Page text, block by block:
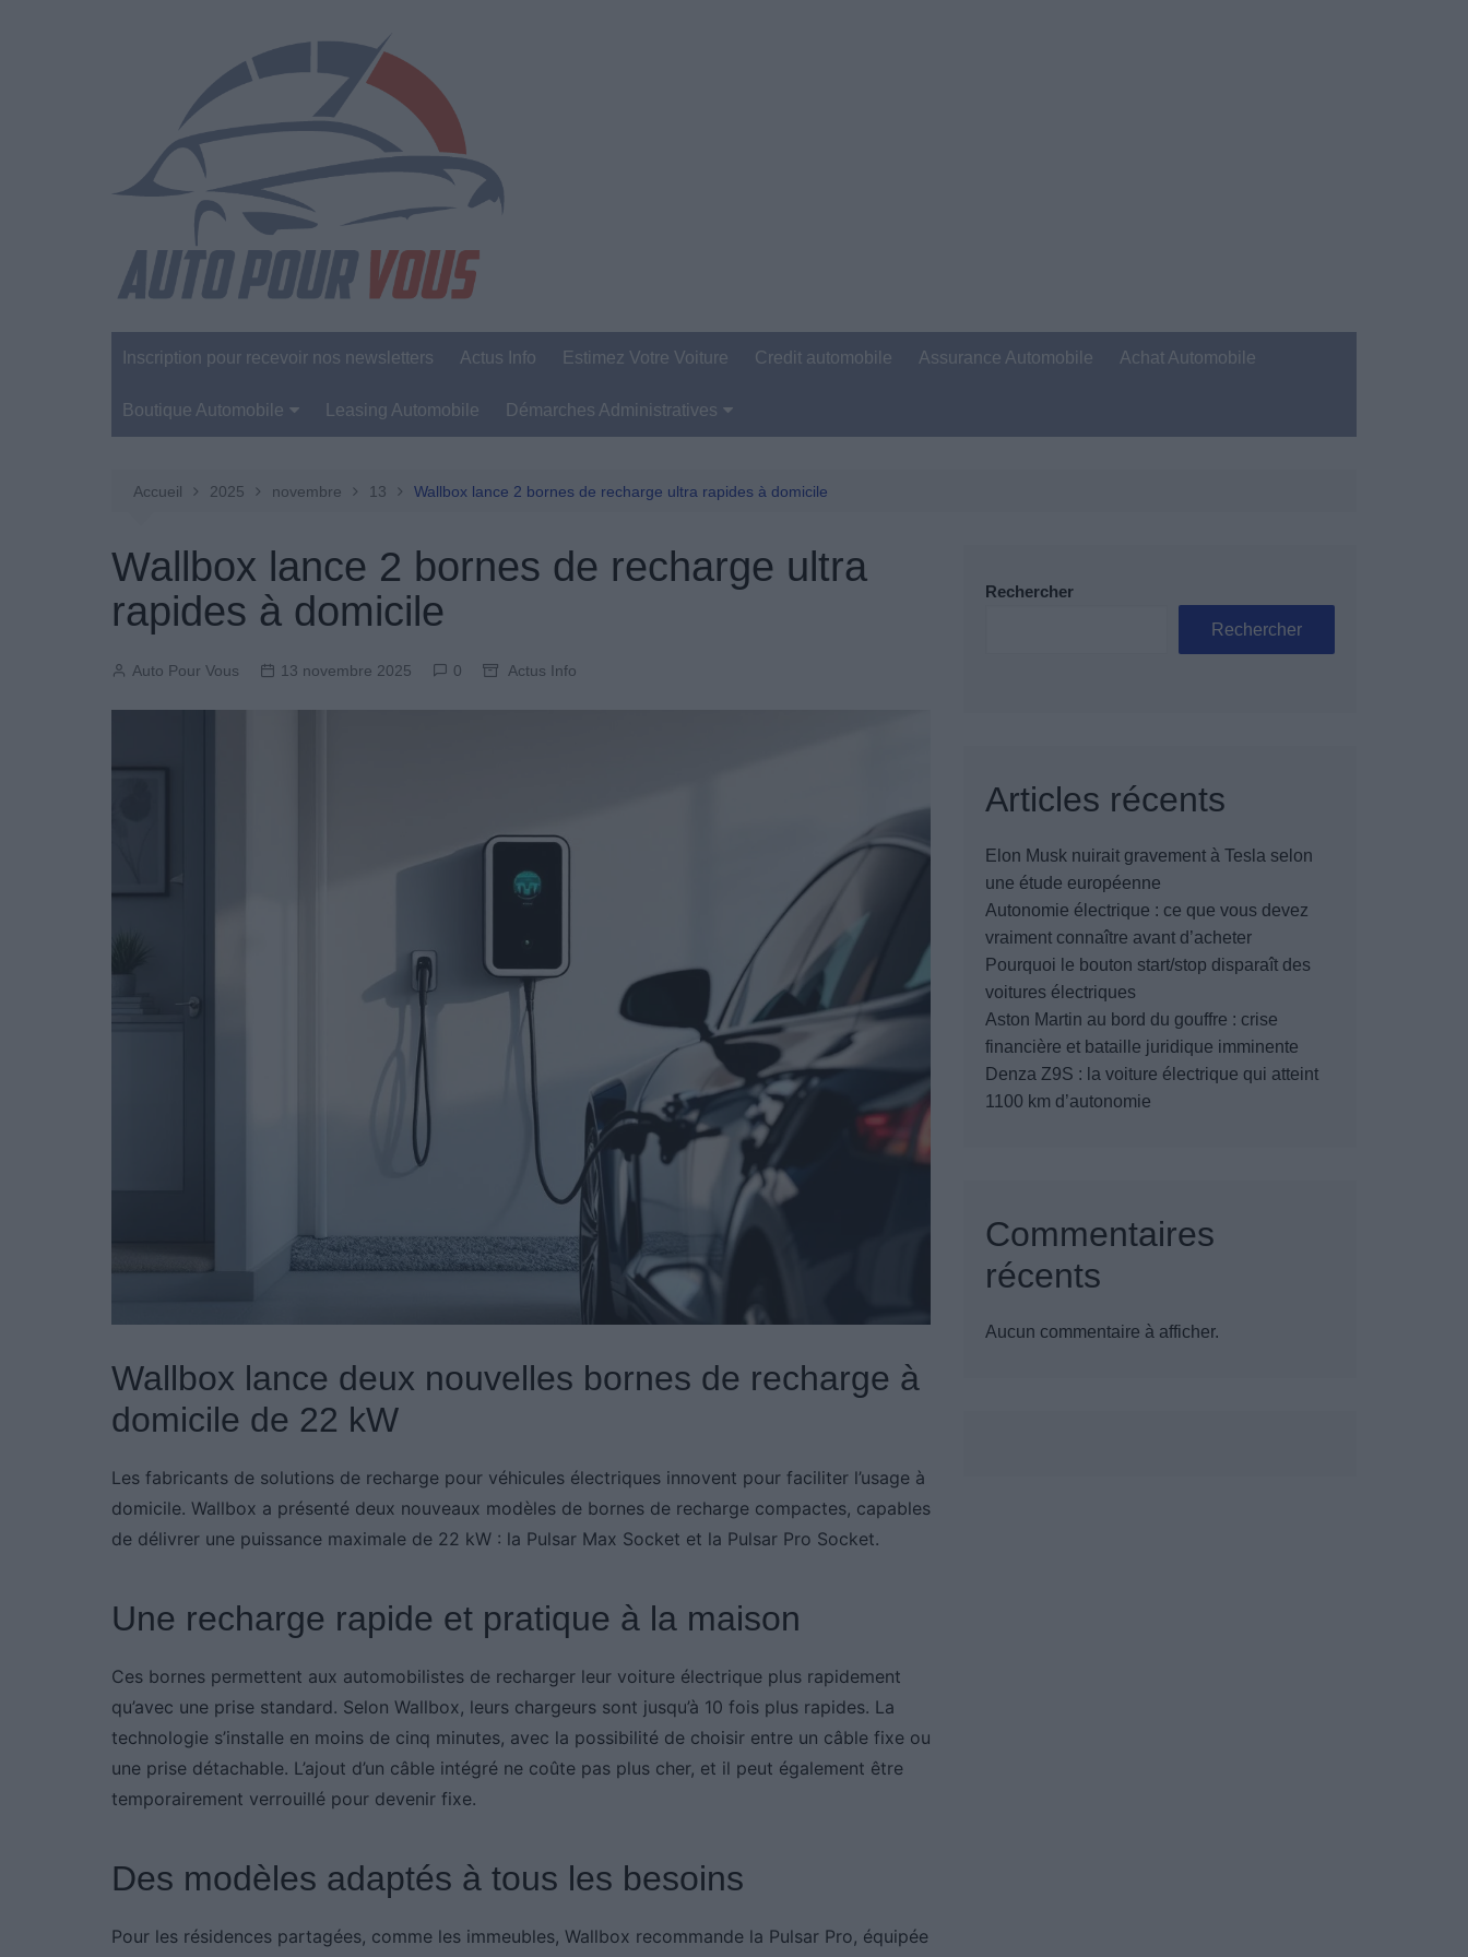
Inscription pour recevoir nos newsletters Actus Info Estimez Votre Voiture Credit automobile Assurance Automobile Achat Automobile
Boutique Automobile
Entretien Automobile
Produits Boutique
Leasing Automobile Démarches Administratives
Permis De Conduire
Accueil 2025 novembre 13 Wallbox lance 2 bornes de recharge ultra rapides à domicile
Wallbox lance 2 bornes de recharge ultra
rapides à domicile
Auto Pour Vous 13 novembre 2025 0 Actus Info
Wallbox lance deux nouvelles bornes de recharge à
domicile de 22 kW
Les fabricants de solutions de recharge pour véhicules électriques innovent pour faciliter l’usage à
domicile. Wallbox a présenté deux nouveaux modèles de bornes de recharge compactes, capables
de délivrer une puissance maximale de 22 kW : la Pulsar Max Socket et la Pulsar Pro Socket.
Une recharge rapide et pratique à la maison
Ces bornes permettent aux automobilistes de recharger leur voiture électrique plus rapidement
qu’avec une prise standard. Selon Wallbox, leurs chargeurs sont jusqu’à 10 fois plus rapides. La
technologie s’installe en moins de cinq minutes, avec la possibilité de choisir entre un câble fixe ou
une prise détachable. L’ajout d’un câble intégré ne coûte pas plus cher, et il peut également être
temporairement verrouillé pour devenir fixe.
Des modèles adaptés à tous les besoins
Pour les résidences partagées, comme les immeubles, Wallbox recommande la Pulsar Pro, équipée
Rechercher
Rechercher
Articles récents
Elon Musk nuirait gravement à Tesla selon
une étude européenne
Autonomie électrique : ce que vous devez
vraiment connaître avant d’acheter
Pourquoi le bouton start/stop disparaît des
voitures électriques
Aston Martin au bord du gouffre : crise
financière et bataille juridique imminente
Denza Z9S : la voiture électrique qui atteint
1100 km d’autonomie
Commentaires
récents
Aucun commentaire à afficher.